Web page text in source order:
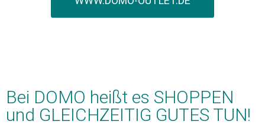
Bei DOMO heißt es SHOPPEN
und GLEICHZEITIG GUTES TUN!